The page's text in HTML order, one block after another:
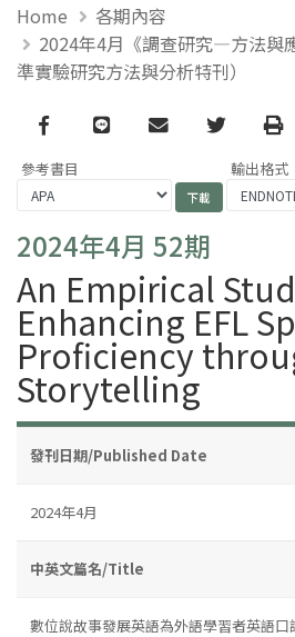
Home
各期內容
2024年4月《調查研究—方法與
準實驗研究方法與分析特刊）
Facebook
line email TwitterPrint
參考書目 輸出格式
2024年4月 52期
An Empirical
Enhancing EFL
Proficiency
Storytelling
發刊日期/Published Date
2024年4月
中英文篇名/Title
數位說故事發展英語為外語學習者英語